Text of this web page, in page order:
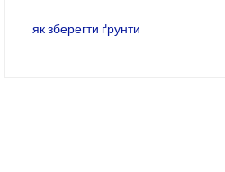
як зберегти ґрунти